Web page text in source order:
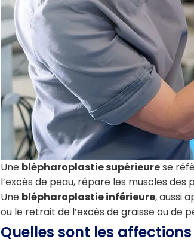
Une blépharoplastie supérieurese
l’excès de peau, répare les muscles
Une blépharoplastie inférieure, aussi
ou le retrait de l’excès de graisse ou de
Quelles sont les